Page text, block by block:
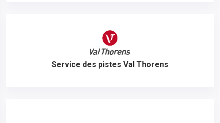
Service des pistes Val Thorens